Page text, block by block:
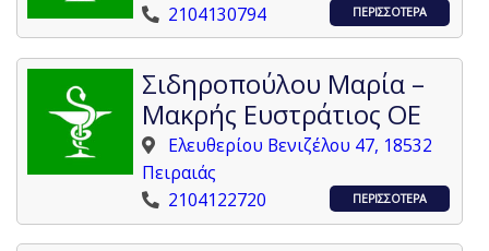
2104130794
ΠΕΡΙΣΣΟΤΕΡΑ
Σιδηροπούλου Μαρία –
Μακρής Ευστράτιος ΟΕ
Ελευθερίου Βενιζέλου 47, 18532
Πειραιάς
2104122720
ΠΕΡΙΣΣΟΤΕΡΑ